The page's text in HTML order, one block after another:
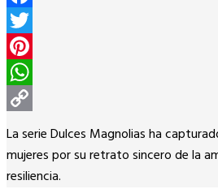
Facebook
Twitter
Pinterest
WhatsApp
Copy
Link
La serie Dulces Magnolias ha
mujeres por su retrato sincero de la
resiliencia.